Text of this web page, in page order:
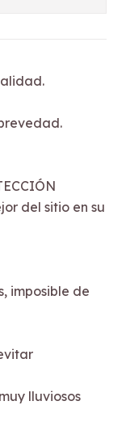
del sitio en su
imposible de
lluviosos